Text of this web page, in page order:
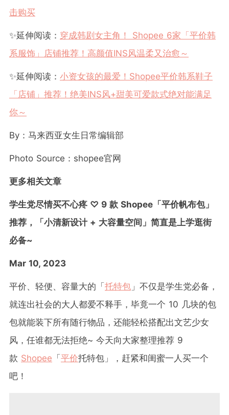
击购买
✨延伸阅读： 穿成韩剧女主角！ Shopee 6家「平价韩
系服饰」店铺推荐！高颜值INS风温柔又治愈～
✨延伸阅读： 小资女孩的最爱！ Shopee平价韩系鞋子
「店铺」推荐！绝美INS风+甜美可爱款式绝对能满足
你～
By ：马来西亚女生日常编辑部
Photo Source ： shopee官网
更多相关文章
学生党尽情买不心疼 ♡ 9 款 Shopee「平价帆布包」
推荐，「小清新设计 + 大容量空间」简直是上学逛街
必备~
Mar 10, 2023
平价、轻便、容量大的「托特包 」不仅是学生党必备，
就连出社会的大人都爱不释手，毕竟一个 10 几块的包
包就能装下所有随行物品，还能轻松搭配出文艺少女
风，任谁都无法拒绝~ 今天向大家整理推荐 9
款 Shopee 「平价托特包」，赶紧和闺蜜一人买一个
吧！